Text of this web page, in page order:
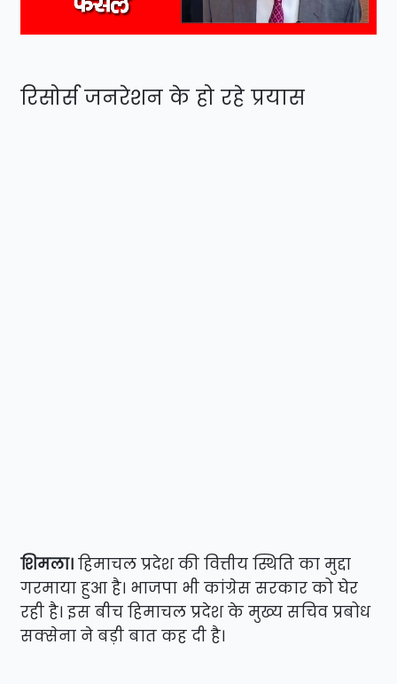
रिसोर्स जनरेशन के हो रहे प्रयास
शिमला।हिमाचल प्रदेश की वित्तीय स्थिति का मुद्दा
गरमाया हुआ है। भाजपा भी कांग्रेस सरकार को घेर
रही है। इस बीच हिमाचल प्रदेश के मुख्य सचिव प्रबोध
सक्सेना ने बड़ी बात कह दी है।